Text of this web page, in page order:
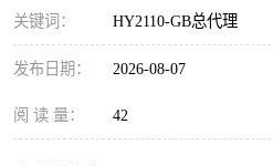
关键词： HY2110-GB总代理
发布日期： 2026-08-07
阅 读 量： 42